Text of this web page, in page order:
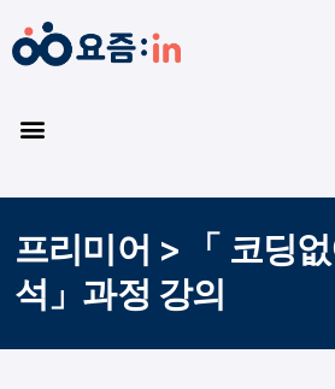
프리미어 > 「 코딩
석」과정 강의